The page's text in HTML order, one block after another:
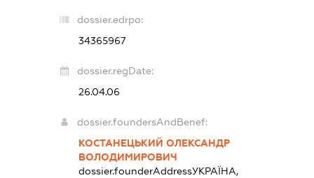
dossier.edrpo:
34365967
dossier.regDate:
26.04.06
dossier.foundersAndBenef:
КОСТАНЕЦЬКИЙ ОЛЕКСАНДР
ВОЛОДИМИРОВИЧ
dossier.founderAddressУКРАЇНА,